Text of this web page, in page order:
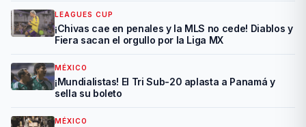
LEAGUES CUP
¡Chivas cae en penales y la MLS no cede! Diablos y
Fiera sacan el orgullo por la Liga MX
MÉXICO
¡Mundialistas! El Tri Sub-20 aplasta a Panamá y
sella su boleto
MÉXICO